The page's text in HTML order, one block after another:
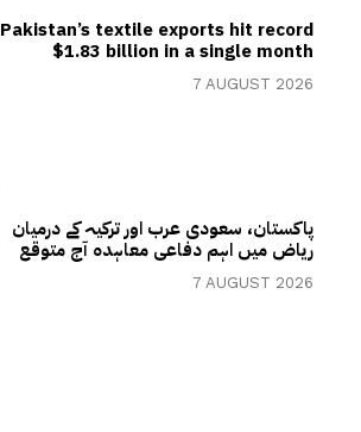
Pakistan’s textile exports hit record
$1.83 billion in a single month
7 AUGUST 2026
پاکستان، سعودی عرب اور ترکیہ کے درمیان
ریاض میں اہم دفاعی معاہدہ آج متوقع
7 AUGUST 2026